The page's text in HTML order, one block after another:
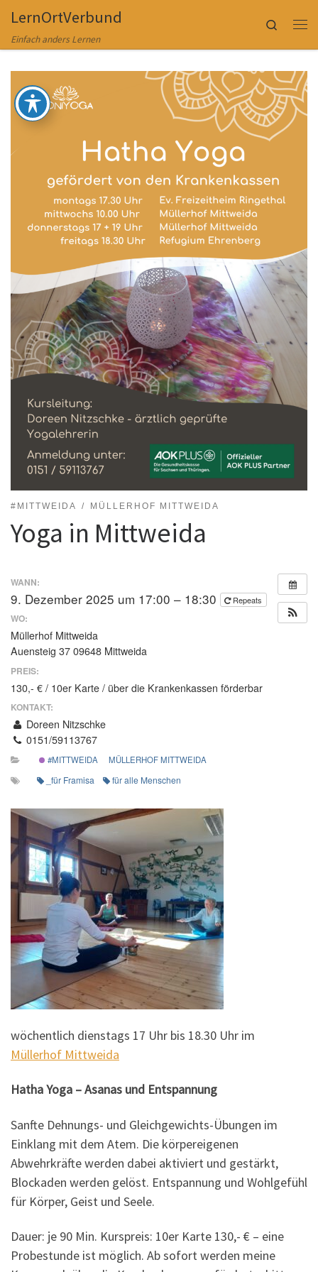
Zum Inhalt springen
LernOrtVerbund
Einfach anders Lernen
Search
#MITTWEIDA MÜLLERHOF MITTWEIDA
Yoga in Mittweida
WANN:
9. Dezember 2025 um 17:00 – 18:30 Repeats
WO:
Müllerhof Mittweida
Auensteig 37 09648 Mittweida
PREIS:
130,- € / 10er Karte / über die Krankenkassen förderbar
KONTAKT:
Doreen Nitzschke
0151/59113767
#MITTWEIDA MÜLLERHOF MITTWEIDA
_für Framisa für alle Menschen
wöchentlich dienstags 17 Uhr bis 18.30 Uhr im
Müllerhof Mittweida
Hatha Yoga – Asanas und Entspannung
Sanfte Dehnungs- und Gleichgewichts-Übungen im
Einklang mit dem Atem. Die körpereigenen
Abwehrkräfte werden dabei aktiviert und gestärkt,
Blockaden werden gelöst. Entspannung und Wohlgefühl
für Körper, Geist und Seele.
Dauer: je 90 Min. Kurspreis: 10er Karte 130,- € – eine
Probestunde ist möglich. Ab sofort werden meine